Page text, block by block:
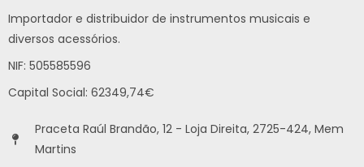
Importador e distribuidor de instrumentos musicais e
diversos acessórios.
NIF: 505585596
Capital Social: 62349,74€
Praceta Raúl Brandão, 12 - Loja Direita, 2725-424, Mem
Martins